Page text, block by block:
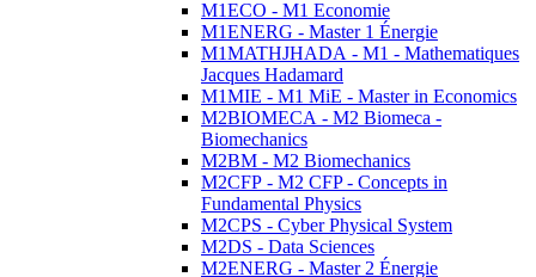
M1ECO - M1 Economie
M1ENERG - Master 1 Énergie
M1MATHJHADA - M1 - Mathematiques
Jacques Hadamard
M1MIE - M1 MiE - Master in Economics
M2BIOMECA - M2 Biomeca -
Biomechanics
M2BM - M2 Biomechanics
M2CFP - M2 CFP - Concepts in
Fundamental Physics
M2CPS - Cyber Physical System
M2DS - Data Sciences
M2ENERG - Master 2 Énergie